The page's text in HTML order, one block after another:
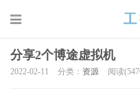
分享2个博途虚拟机
2022-02-11 分类： 资源 阅读